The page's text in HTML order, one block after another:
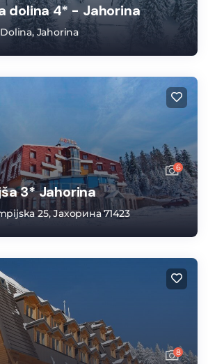
dolina 4* - Jahorina
Jahorina
6
3* Jahorina
25, Јахорина 71423
8